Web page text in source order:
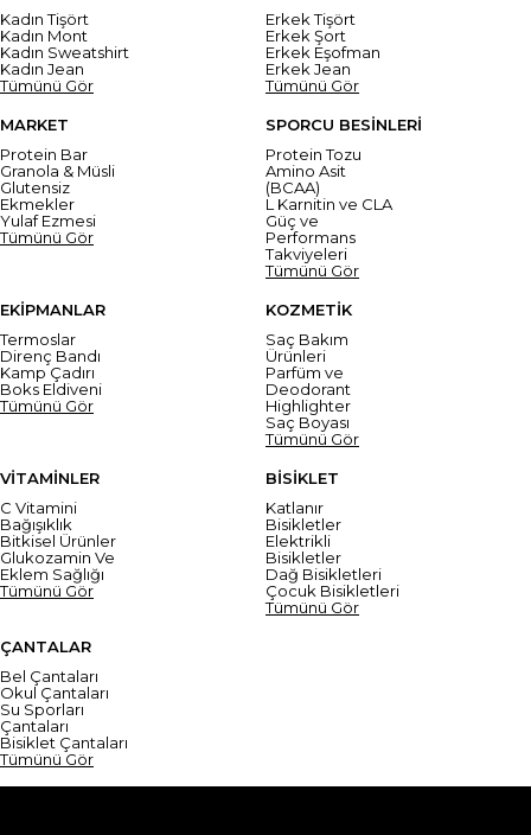
Kadın Tişört
Kadın Mont
Kadın Sweatshirt
Kadın Jean
Tümünü Gör
Erkek Tişört
Erkek Şort
Erkek Eşofman
Erkek Jean
Tümünü Gör
MARKET
Protein Bar
Granola & Müsli
Glutensiz
Ekmekler
Yulaf Ezmesi
Tümünü Gör
SPORCU BESİNLERİ
Protein Tozu
Amino Asit
(BCAA)
L Karnitin ve CLA
Güç ve
Performans
Takviyeleri
Tümünü Gör
EKİPMANLAR
Termoslar
Direnç Bandı
Kamp Çadırı
Boks Eldiveni
Tümünü Gör
KOZMETİK
Saç Bakım
Ürünleri
Parfüm ve
Deodorant
Highlighter
Saç Boyası
Tümünü Gör
VİTAMİNLER
C Vitamini
Bağışıklık
Bitkisel Ürünler
Glukozamin Ve
Eklem Sağlığı
Tümünü Gör
BİSİKLET
Katlanır
Bisikletler
Elektrikli
Bisikletler
Dağ Bisikletleri
Çocuk Bisikletleri
Tümünü Gör
ÇANTALAR
Bel Çantaları
Okul Çantaları
Su Sporları
Çantaları
Bisiklet Çantaları
Tümünü Gör